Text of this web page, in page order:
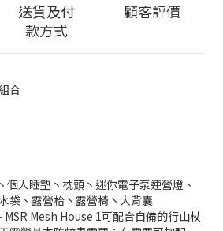
送貨及付
款方式
顧客評價
合
個人睡墊丶枕頭丶迷你電子泵連營燈、
袋、露營枱丶露營椅丶大背囊
MSR Mesh House 1可配合自備的行山杖